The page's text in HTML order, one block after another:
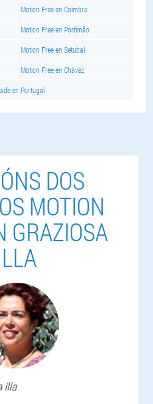
Motion Free en Coimbra
Motion Free en Portimão
Motion Free en Setubal
Motion Free en Chávez
en Portugal
DOS
MOTION
GRAZIOSA
Illa